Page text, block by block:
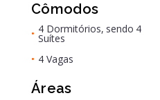
Cômodos
• 4 Dormitórios, sendo 4
Suítes
• 4 Vagas
Áreas